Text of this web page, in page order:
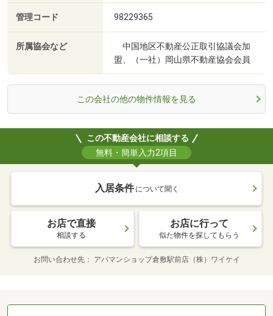
管理コード 98229365
所属協会など
中国地区不動産公正取引協議会加
盟、（一社）岡山県不動産協会会員
この会社の他の物件情報を見る
この不動産会社に相談する
無料・簡単入力2項目
入居条件 について聞く
お店で直接
相談する
お店に行って
似た物件を探してもらう
お問い合わせ先 アパマンショップ倉敷駅前店（株）ワイケイ